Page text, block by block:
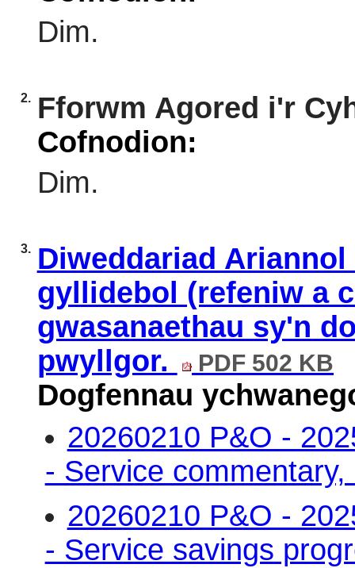
Dim.
2.
Fforwm Agored i'r
Cofnodion:
Dim.
3.
Diweddariad
gyllidebol (refeniw a
gwasanaethau sy'n
pwyllgor.
PDF 502 KB
Dogfennau
20260210 P&O -
- Service
20260210 P&O -
- Service savings